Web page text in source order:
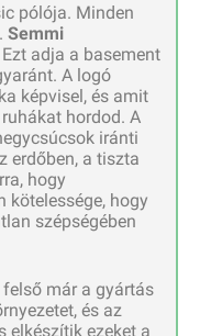
pólója. Minden
Semmi
Ezt adja a basement
A logó
képvisel, és amit
hordod. A
iránti
erdőben, a tiszta
hogy
hogy
szépségében
már a gyártás
és az
elkészítik ezeket a